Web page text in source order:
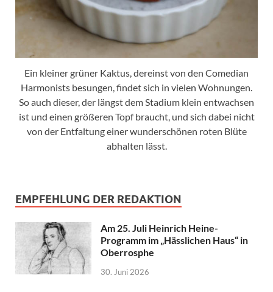
Ein kleiner grüner Kaktus, dereinst von den Comedian
Harmonists besungen, findet sich in vielen Wohnungen.
So auch dieser, der längst dem Stadium klein entwachsen
ist und einen größeren Topf braucht, und sich dabei nicht
von der Entfaltung einer wunderschönen roten Blüte
abhalten lässt.
EMPFEHLUNG DER REDAKTION
Am 25. Juli Heinrich Heine-
Programm im „Hässlichen Haus“ in
Oberrosphe
30. Juni 2026